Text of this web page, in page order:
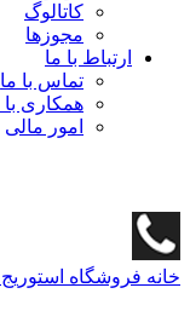
کاتالوگ
مجوزها
ارتباط با ما
تماس با ما
همکاری با
امور مالی
خانه فروشگاه استوریج